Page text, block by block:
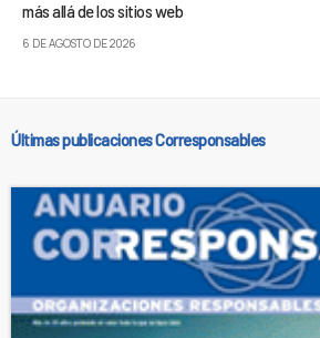
más allá de los sitios web
6 DE AGOSTO DE 2026
Últimas publicaciones Corresponsables